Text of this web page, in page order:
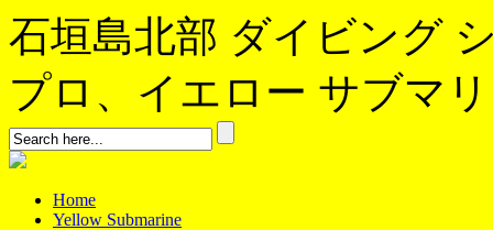
石垣島北部 ダイビング
プロ、イエロー サブマ
Home
Yellow Submarine